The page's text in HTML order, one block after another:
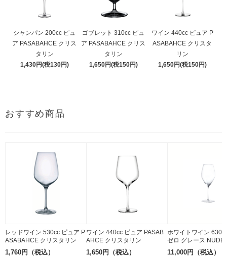
シャンパン 200cc ピュ
ア PASABAHCE クリス
タリン
1,430円(税130円)
ゴブレット 310cc ピュ
ア PASABAHCE クリス
タリン
1,650円(税150円)
ワイン 440cc ピュア P
ASABAHCE クリスタ
リン
1,650円(税150円)
おすすめ商品
レッドワイン 530cc ピュア P
ASABAHCE クリスタリン
1,760円（税込）
ワイン 440cc ピュア PASAB
AHCE クリスタリン
1,650円（税込）
ホワイトワイン
ゼロ グレース NUDE
リスタル
11,000円（税込）